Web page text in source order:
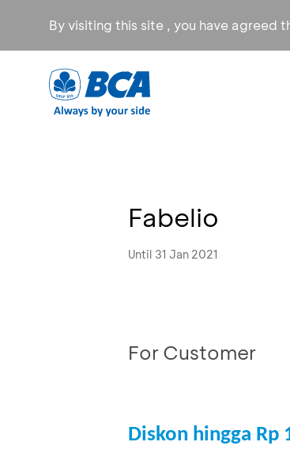
By visiting this site , you have agreed
Fabelio
Until 31 Jan 2021
For Customer
Diskon hingga Rp